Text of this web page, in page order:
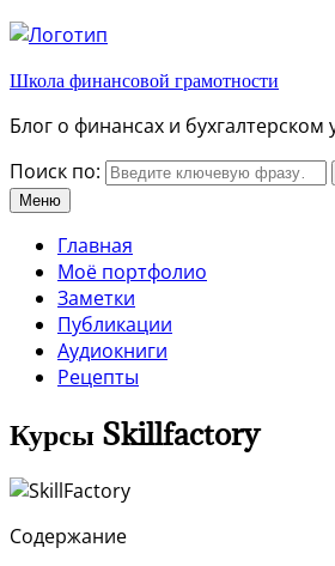
Школа финансовой грамотности
Блог о финансах и бухгалтерском
Поиск по:
Меню
Главная
Моё портфолио
Заметки
Публикации
Аудиокниги
Рецепты
Курсы Skillfactory
Содержание